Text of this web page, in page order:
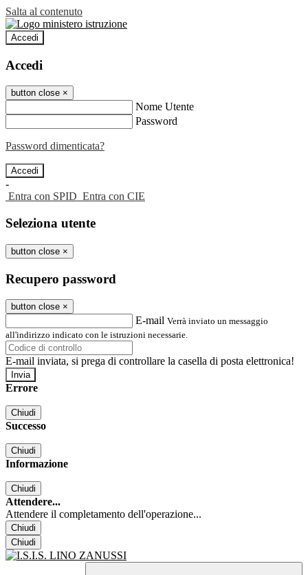
Salta al contenuto
Accedi
Accedi
button close ×
Nome Utente
Password
Password dimenticata?
-
Entra con SPID Entra con CIE
Seleziona utente
button close ×
Recupero password
button close ×
E-mail Verrà inviato un messaggio
all'indirizzo indicato con le istruzioni necessarie.
E-mail inviata, si prega di controllare la casella di posta elettronica!
Errore
Chiudi
Successo
Chiudi
Informazione
Chiudi
Attendere...
Attendere il completamento dell'operazione...
Chiudi
Chiudi